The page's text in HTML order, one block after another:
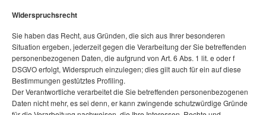
Widerspruchsrecht
Sie haben das Recht, aus Gründen, die sich aus Ihrer besonderen
Situation ergeben, jederzeit gegen die Verarbeitung der Sie betreffenden
personenbezogenen Daten, die aufgrund von Art. 6 Abs. 1 lit. e oder f
DSGVO erfolgt, Widerspruch einzulegen; dies gilt auch für ein auf diese
Bestimmungen gestütztes Profiling.
Der Verantwortliche verarbeitet die Sie betreffenden personenbezogenen
Daten nicht mehr, es sei denn, er kann zwingende schutzwürdige Gründe